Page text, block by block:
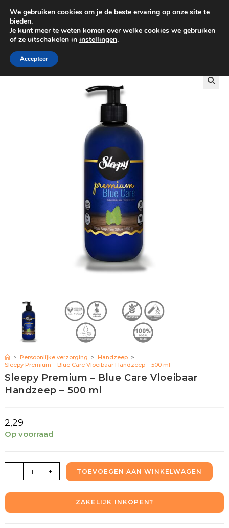
GRATIS BEZORGING VANAF €100
> Persoonlijke verzorging > Handzeep >
Sleepy Premium – Blue Care Vloeibaar Handzeep – 500 ml
Sleepy Premium – Blue Care Vloeibaar
Handzeep – 500 ml
2,29
Op voorraad
- + TOEVOEGEN AAN WINKELWAGEN
ZAKELIJK INKOPEN?
We gebruiken cookies om je de beste ervaring op onze site te
bieden.
Je kunt meer te weten komen over welke cookies we gebruiken
of ze uitschakelen in instellingen.
Accepteer